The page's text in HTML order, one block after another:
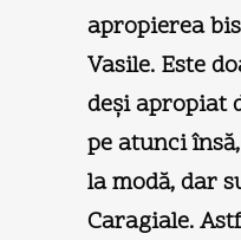
apropierea
Vasile. Este
deşi apropiat
pe atunci
la modă, dar
Caragiale.